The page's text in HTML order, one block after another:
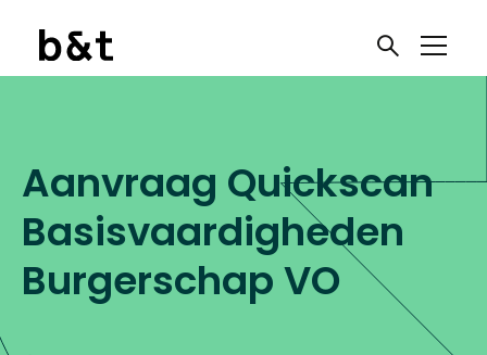
Aanvraag Quickscan
Basisvaardigheden
Burgerschap VO